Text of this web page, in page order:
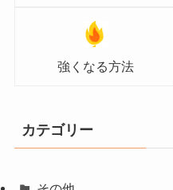
強くなる方法
カテゴリー